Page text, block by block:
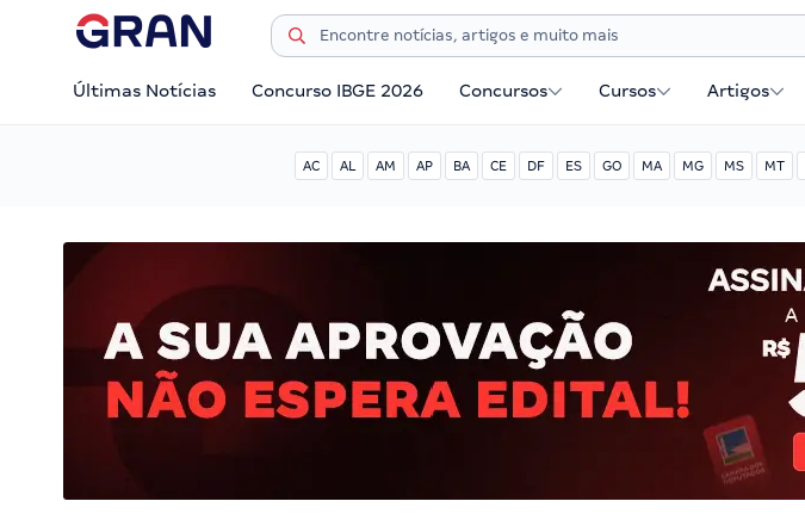
Últimas Notícias Concurso IBGE 2026 Concursos Cursos Artigos
AC AL AM AP BA CE DF ES GO MA MG MS MT